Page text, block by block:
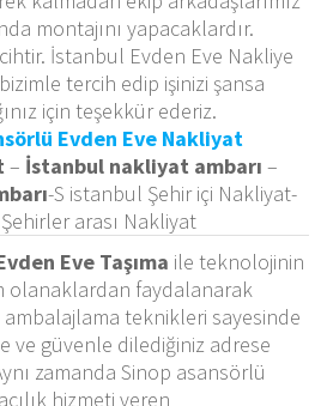
montajını yapacaklardır.
İstanbul Evden Eve Nakliye
tercih edip işinizi şansa
için teşekkür ederiz.
Evden Eve Nakliyat
– İstanbul nakliyat ambarı –
-S istanbul Şehir içi Nakliyat-
arası Nakliyat
Eve Taşıma ile teknolojinin
olanaklardan faydalanarak
ambalajlama teknikleri sayesinde
ve güvenle dilediğiniz adrese
zamanda Sinop asansörlü
hizmeti veren